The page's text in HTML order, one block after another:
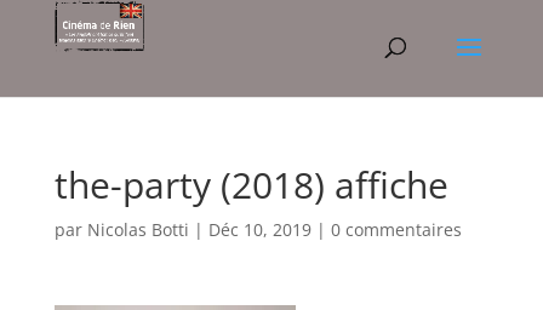
the-party (2018) affiche
par Nicolas Botti | Déc 10, 2019| 0 commentaires